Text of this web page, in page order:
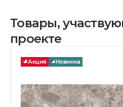
Товары,
проекте
Акция Новинка